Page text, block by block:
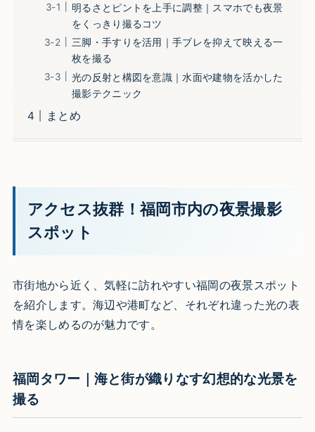
明るさとピントを上手に調整｜スマホでも夜景
をくっきり撮るコツ
三脚・手すりを活用｜手ブレを抑えて映える一
枚を撮る
光の反射と構図を意識｜水面や建物を活かした
撮影テクニック
まとめ
アクセス抜群！福岡市内の夜景撮影
スポット
市街地から近く、気軽に訪れやすい福岡の夜景スポット
を紹介します。海辺や港町など、それぞれ違った光の表
情を楽しめるのが魅力です。
福岡タワー｜海と街が織りなす幻想的な光景を
撮る